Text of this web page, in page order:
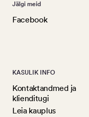
Jälgi meid
Facebook
KASULIK INFO
Kontaktandmed ja
klienditugi
Leia kauplus